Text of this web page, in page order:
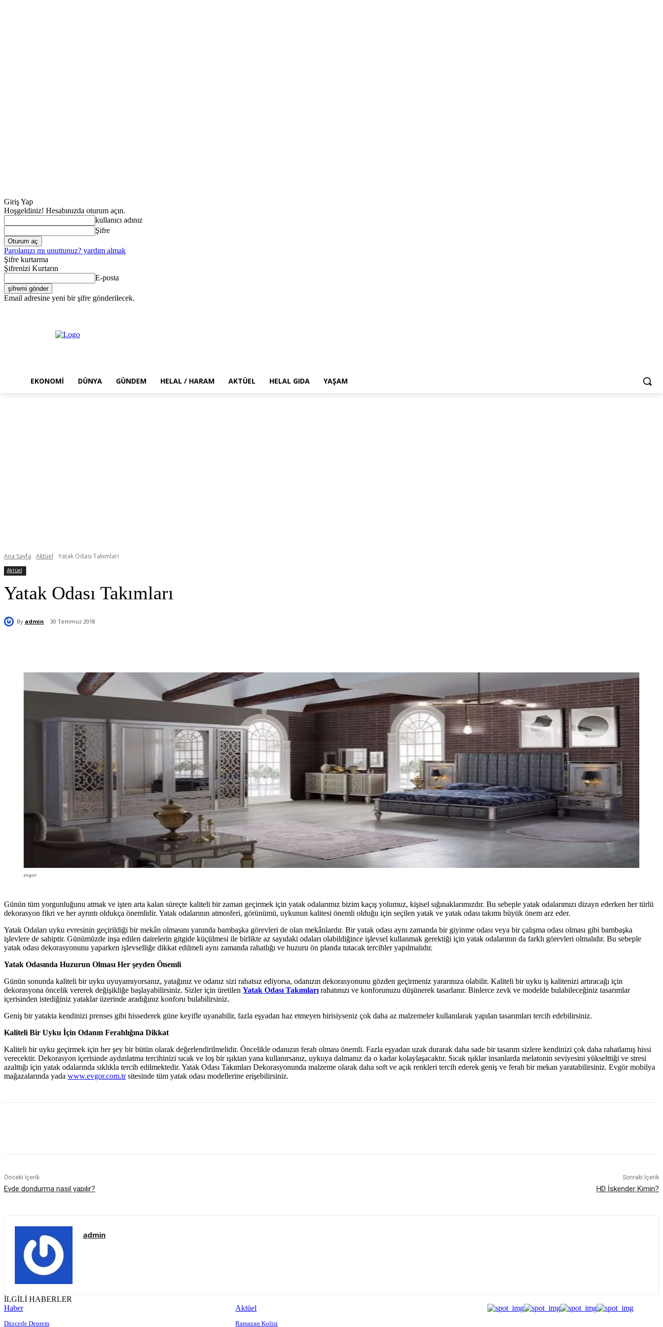
Giriş Yap
Hoşgeldiniz! Hesabınızda oturum açın.
kullanıcı adınız
Şifre
Parolanızı mı unuttunuz? yardım almak
Şifre kurtarma
Şifrenizi Kurtarın
E-posta
Email adresine yeni bir şifre gönderilecek.
EKONOMI DÜNYA GÜNDEM HELAL / HARAM AKTÜEL HELAL GIDA YAŞAM
Ana Sayfa Aktüel Yatak Odası Takımları
Aktüel
Yatak Odası Takımları
By admin 30 Temmuz 2018
evgor
Günün tüm yorgunluğunu atmak ve işten arta kalan süreçte kaliteli bir zaman geçirmek için yatak odalarımız bizim kaçış yolumuz, kişisel sığınaklarımızdır. Bu sebeple yatak odalarımızı dizayn ederken her türlü
dekorasyon fikri ve her ayrıntı oldukça önemlidir. Yatak odalarının atmosferi, görünümü, uykunun kalitesi önemli olduğu için seçilen yatak ve yatak odası takımı büyük önem arz eder.
Yatak Odaları uyku evresinin geçirildiği bir mekân olmasını yanında bambaşka görevleri de olan mekânlardır. Bir yatak odası aynı zamanda bir giyinme odası veya bir çalışma odası olması gibi bambaşka
işlevlere de sahiptir. Günümüzde inşa edilen dairelerin gitgide küçülmesi ile birlikte az sayıdaki odaları olabildiğince işlevsel kullanmak gerektiği için yatak odalarının da farklı görevleri olmalıdır. Bu sebeple
yatak odası dekorasyonunu yaparken işlevselliğe dikkat edilmeli aynı zamanda rahatlığı ve huzuru ön planda tutacak tercihler yapılmalıdır.
Yatak Odasında Huzurun Olması Her şeyden Önemli
Günün sonunda kaliteli bir uyku uyuyamıyorsanız, yatağınız ve odanız sizi rahatsız ediyorsa, odanızın dekorasyonunu gözden geçirmeniz yararınıza olabilir. Kaliteli bir uyku iş kalitenizi artıracağı için
dekorasyona öncelik vererek değişikliğe başlayabilirsiniz. Sizler için üretilen Yatak Odası Takımları rahatınızı ve konforunuzu düşünerek tasarlanır. Binlerce zevk ve modelde bulabileceğiniz tasarımlar
içerisinden istediğiniz yataklar üzerinde aradığınız konforu bulabilirsiniz.
Geniş bir yatakta kendinizi prenses gibi hissederek güne keyifle uyanabilir, fazla eşyadan haz etmeyen birisiyseniz çok daha az malzemeler kullanılarak yapılan tasarımları tercih edebilirsiniz.
Kaliteli Bir Uyku İçin Odanın Ferahlığına Dikkat
Kaliteli bir uyku geçirmek için her şey bir bütün olarak değerlendirilmelidir. Öncelikle odanızın ferah olması önemli. Fazla eşyadan uzak durarak daha sade bir tasarım sizlere kendinizi çok daha rahatlamış hissi
verecektir. Dekorasyon içerisinde aydınlatma tercihinizi sıcak ve loş bir ışıktan yana kullanırsanız, uykuya dalmanız da o kadar kolaylaşacaktır. Sıcak ışıklar insanlarda melatonin seviyesini yükselttiği ve stresi
azalttığı için yatak odalarında sıklıkla tercih edilmektedir. Yatak Odası Takımları Dekorasyonunda malzeme olarak daha soft ve açık renkleri tercih ederek geniş ve ferah bir mekan yaratabilirsiniz. Evgör mobilya
mağazalarında yada www.evgor.com.trsitesinde tüm yatak odası modellerine erişebilirsiniz.
Önceki İçerik
Evde dondurma nasıl yapılır?
Sonraki İçerik
HD İskender Kimin?
admin
İLGİLİ HABERLER
Haber
Düzcede Deprem
Aktüel
Ramazan Kolisi